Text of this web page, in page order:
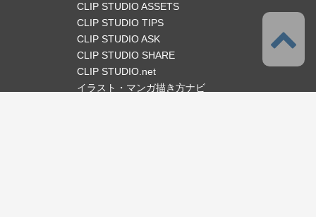
CLIP STUDIO ASSETS
CLIP STUDIO TIPS
CLIP STUDIO ASK
CLIP STUDIO SHARE
CLIP STUDIO.net
イラスト・マンガ描き方ナビ